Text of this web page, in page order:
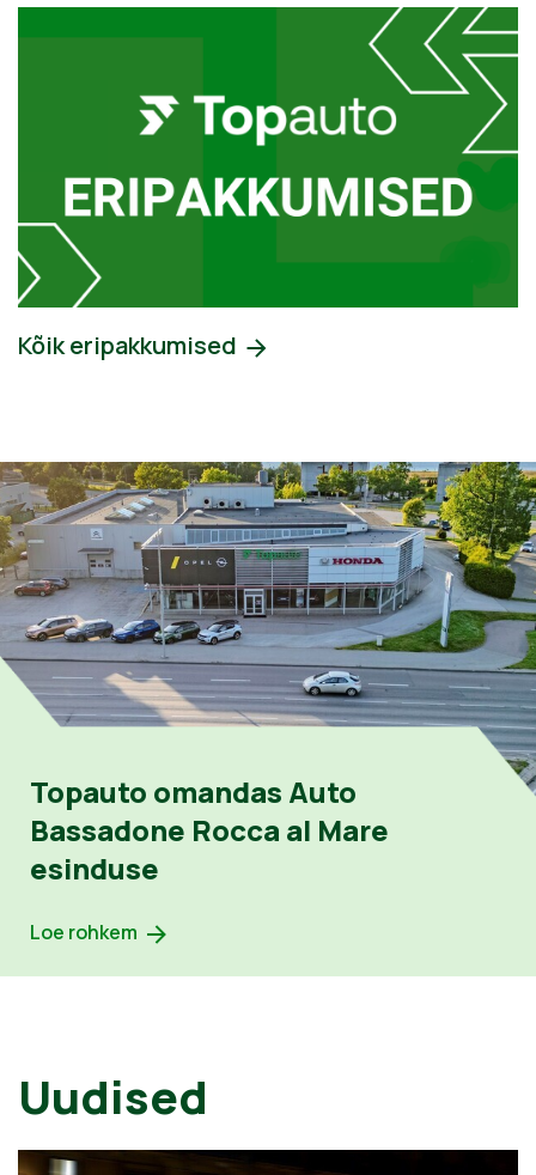
Kõik eripakkumised
Topauto omandas Auto
Bassadone Rocca al Mare
esinduse
Loe rohkem
Uudised